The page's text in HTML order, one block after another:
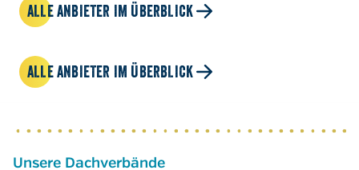
ALLE ANBIETER IM ÜBERBLICK
ALLE ANBIETER IM ÜBERBLICK